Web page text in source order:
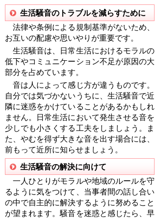
生活騒音のトラブルを減らすために
法律や条例による規制基準がないため、
お互いの配慮や思いやりが重要です。
生活騒音は、日常生活におけるモラルの
低下やコミュニケーション不足が原因の大
部分を占めています。
音は人によって感じ方が違うものです。
自分では気づかないうちに、生活騒音で近
隣に迷惑をかけていることがあるかもしれ
ません。日常生活において発生させる音を
少しでも小さくする工夫をしましょう。ま
た、やむを得ず大きな音を出す場合には、
前もって近所に知らせましょう。
生活騒音の解決に向けて
一人ひとりがモラルや地域のルールを守
るように気をつけて、当事者間の話し合い
の中で自主的に解決するように努めること
が望まれます。騒音を迷惑と感じたら、早